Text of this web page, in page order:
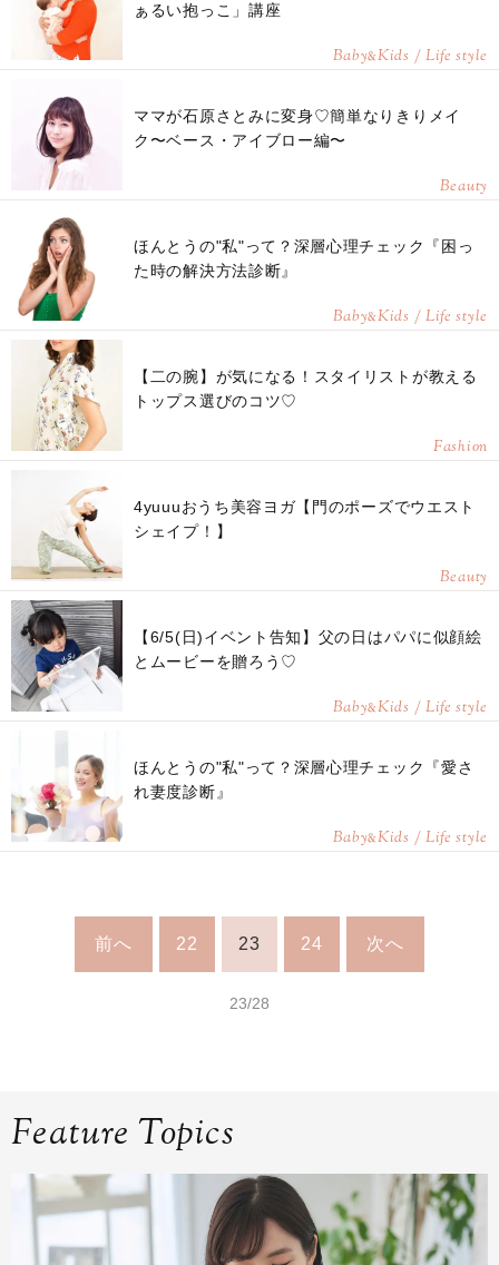
ぁるい抱っこ」講座
Baby&Kids / Life style
ママが石原さとみに変身♡簡単なりきりメイ
ク〜ベース・アイブロー編〜
Beauty
ほんとうの"私"って？深層心理チェック『困っ
た時の解決方法診断』
Baby&Kids / Life style
【二の腕】が気になる！スタイリストが教える
トップス選びのコツ♡
Fashion
4yuuuおうち美容ヨガ【門のポーズでウエスト
シェイプ！】
Beauty
【6/5(日)イベント告知】父の日はパパに似顔絵
とムービーを贈ろう♡
Baby&Kids / Life style
ほんとうの"私"って？深層心理チェック『愛さ
れ妻度診断』
Baby&Kids / Life style
前へ 22 23 24 次へ
23/28
Feature Topics